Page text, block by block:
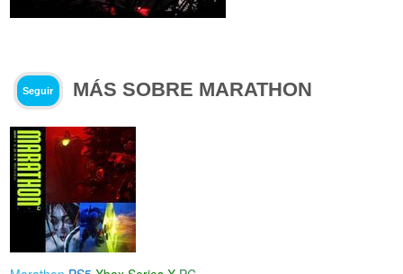
Seguir MÁS SOBRE MARATHON